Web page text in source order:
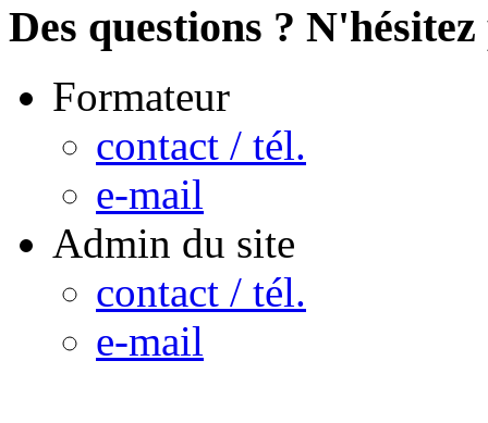
Des questions ?
Formateur
contact / tél.
e-mail
Admin du site
contact / tél.
e-mail